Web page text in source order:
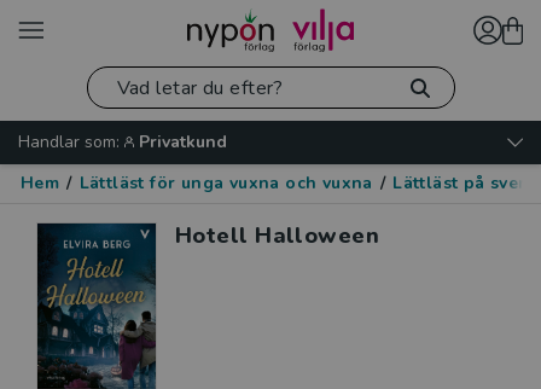
Handlar som:
Privatkund
Hem / Lättläst för unga vuxna och vuxna / Lättläst på
Hotell Halloween